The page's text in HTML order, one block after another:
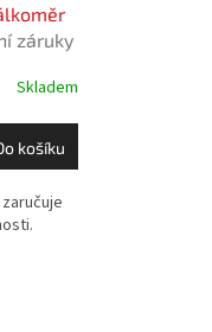
záruky
Skladem
košíku